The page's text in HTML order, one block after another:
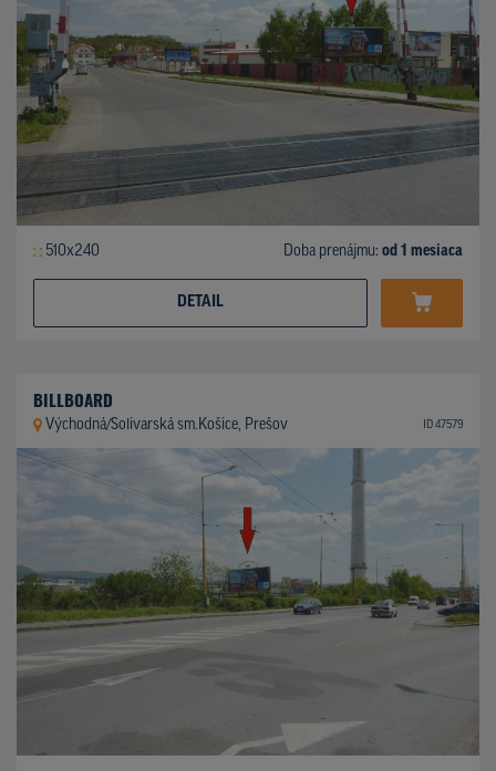
510x240 Doba prenájmu: od 1 mesiaca
DETAIL
BILLBOARD
Východná/Solivarská sm.Košice, Prešov ID 47579